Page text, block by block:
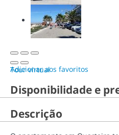
Tour virtual
Adicionar aos favoritos
Disponibilidade e
Descrição